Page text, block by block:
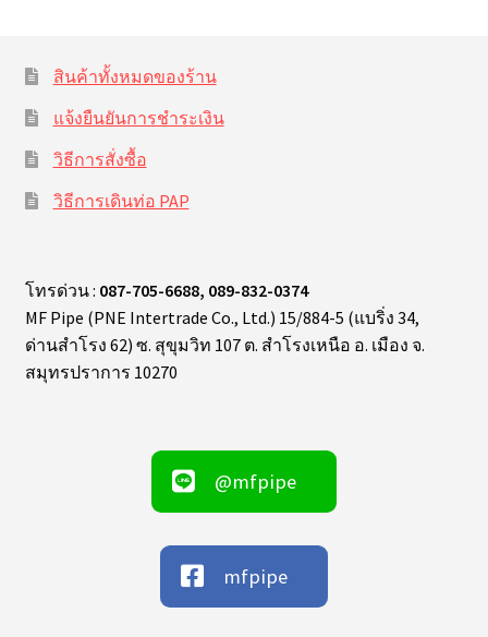
สินค้าทั้งหมดของร้าน
แจ้งยืนยันการชำระเงิน
วิธีการสั่งซื้อ
วิธีการเดินท่อ PAP
โทรด่วน : 087-705-6688, 089-832-0374
MF Pipe (PNE Intertrade Co., Ltd.) 15/884-5 (แบริ่ง 34,
ด่านสำโรง 62) ซ. สุขุมวิท 107 ต. สำโรงเหนือ อ. เมือง จ.
สมุทรปราการ 10270
@mfpipe
mfpipe